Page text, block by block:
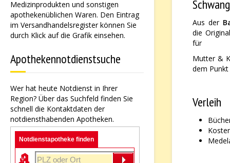
Medizinprodukten und sonstigen
apothekenüblichen Waren. Den Eintrag
im Versandhandelsregister können Sie
durch Klick auf die Grafik einsehen.
Apothekennotdienstsuche
Wer hat heute Notdienst in Ihrer
Region? Über das Suchfeld finden Sie
schnell die Kontaktdaten der
notdiensthabenden Apotheken.
Notdienstapotheke finden
Aus der
die
für
Mutter &
dem
Verleih